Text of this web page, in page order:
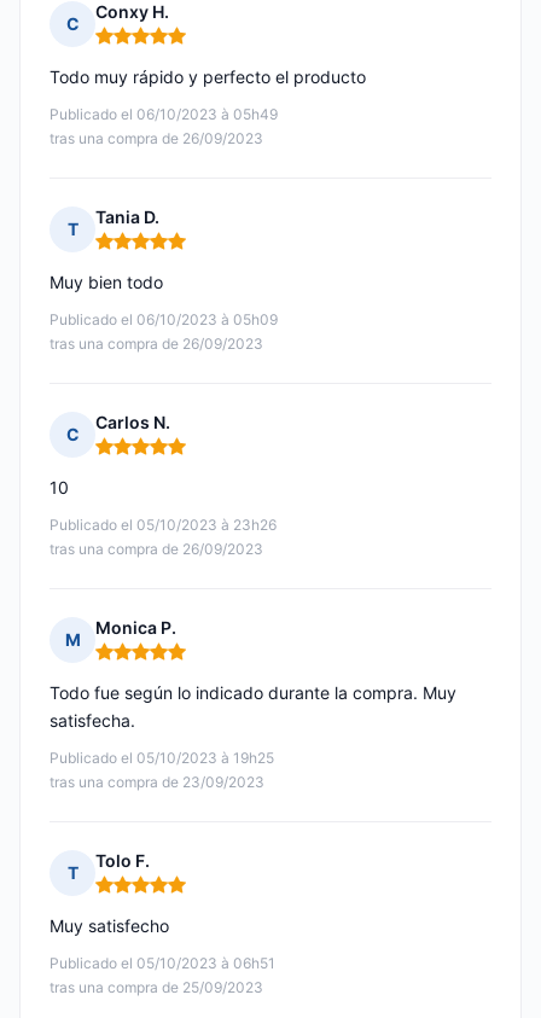
C
Conxy H.
Nota: 5 de 5
Publicado el 06/10/2023 à 05h49
tras una compra de 26/09/2023
Todo muy rápido y perfecto el producto
T
Tania D.
Nota: 5 de 5
Publicado el 06/10/2023 à 05h09
tras una compra de 26/09/2023
Muy bien todo
C
Carlos N.
Nota: 5 de 5
Publicado el 05/10/2023 à 23h26
tras una compra de 26/09/2023
10
M
Monica P.
Nota: 5 de 5
Publicado el 05/10/2023 à 19h25
tras una compra de 23/09/2023
Todo fue según lo indicado durante la compra. Muy
satisfecha.
T
Tolo F.
Nota: 5 de 5
Publicado el 05/10/2023 à 06h51
tras una compra de 25/09/2023
Muy satisfecho